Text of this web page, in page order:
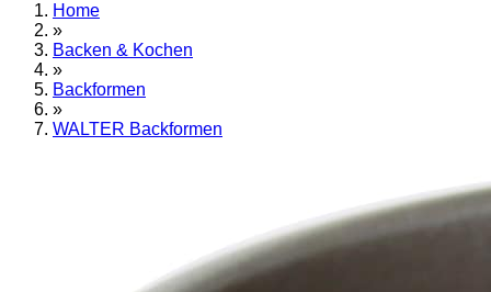
Home
»
Backen & Kochen
»
Backformen
»
WALTER Backformen